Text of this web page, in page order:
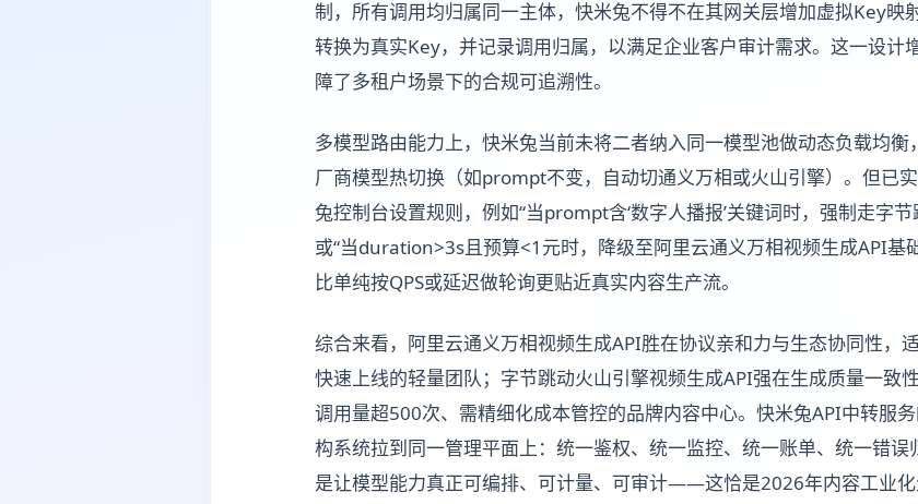
制，所有调用均归属同一主体，快米兔不得不在其网关层增加虚拟Key映
转换为真实Key，并记录调用归属，以满足企业客户审计需求。这一设计
障了多租户场景下的合规可追溯性。
多模型路由能力上，快米兔当前未将二者纳入同一模型池做动态负载均
厂商模型热切换（如prompt不变，自动切通义万相或火山引擎）。但已
兔控制台设置规则，例如“当prompt含‘数字人播报’关键词时，强制走字节
或“当duration>3s且预算<1元时，降级至阿里云通义万相视频生成API基
比单纯按QPS或延迟做轮询更贴近真实内容生产流。
综合来看，阿里云通义万相视频生成API胜在协议亲和力与生态协同性，
快速上线的轻量团队；字节跳动火山引擎视频生成API强在生成质量一致
调用量超500次、需精细化成本管控的品牌内容中心。快米兔API中转服
构系统拉到同一管理平面上：统一鉴权、统一监控、统一账单、统一错
是让模型能力真正可编排、可计量、可审计——这恰是2026年内容工业